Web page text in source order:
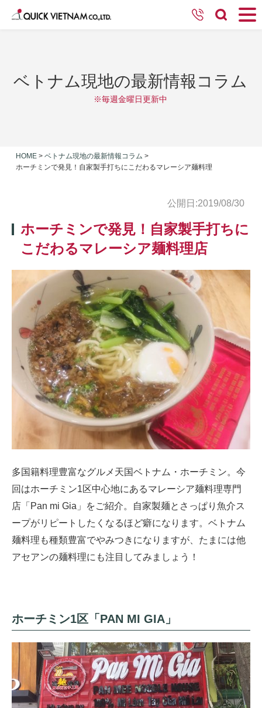
ベトナム現地の最新情報コラム
※毎週金曜日更新中
HOME > ベトナム現地の最新情報コラム >
ホーチミンで発見！自家製手打ちにこだわるマレーシア麺料理
公開日:2019/08/30
ホーチミンで発見！自家製手打ちに
こだわるマレーシア麺料理店
多国籍料理豊富なグルメ天国ベトナム・ホーチミン。今
回はホーチミン1区中心地にあるマレーシア麺料理専門
店「Pan mi Gia」をご紹介。自家製麺とさっぱり魚介ス
ープがリピートしたくなるほど癖になります。ベトナム
麺料理も種類豊富でやみつきになりますが、たまには他
アセアンの麺料理にも注目してみましょう！
ホーチミン1区「PAN MI GIA」